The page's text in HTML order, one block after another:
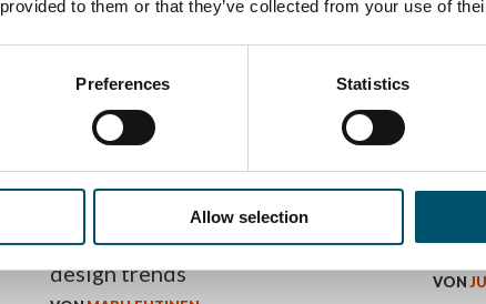
to them or that they’ve collected from your use of
Preferences Statistics
Allow selection
GPD 2019 Presentations – Glass
design trends
5
VON